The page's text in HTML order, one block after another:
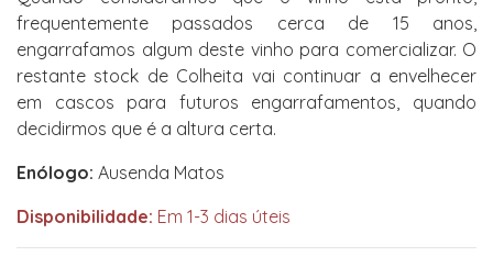
frequentemente passados cerca de 15 anos,
engarrafamos algum deste vinho para comercializar. O
restante stock de Colheita vai continuar a envelhecer
em cascos para futuros engarrafamentos, quando
decidirmos que é a altura certa.
Enólogo: Ausenda Matos
Disponibilidade: Em 1-3 dias úteis